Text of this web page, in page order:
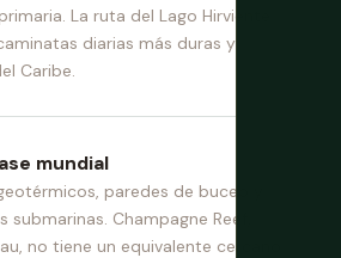
La ruta del Lago Hirviente
diarias más duras y
Caribe.
mundial
paredes de buceo y
submarinas. Champagne Reef,
no tiene un equivalente cercano